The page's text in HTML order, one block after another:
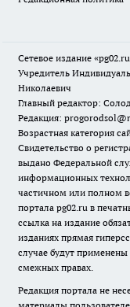
Сетевое издание
Учредитель
Николаевич
Главный редактор:
Редакция:
Возрастная категория
Свидетельство о
выдано Федеральной
информационных
частичном или полном
портала pg02.ru в
ссылка на издание
изданиях прямая
случае будут
смежных правах.
Редакция портала не